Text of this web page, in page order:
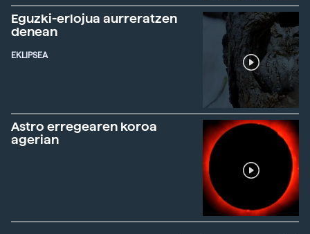
Eguzki-erlojua aurreratzen
denean
EKLIPSEA
Astro erregearen koroa
agerian